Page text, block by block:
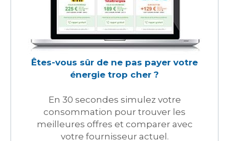
Êtes-vous sûr de ne pas payer votre
énergie trop cher ?
En 30 secondes simulez votre
consommation pour trouver les
meilleures offres et comparer avec
votre fournisseur actuel.